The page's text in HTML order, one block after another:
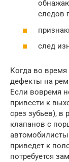
следов
след
Когда во
дефекты на
Если вовремя
привести к
срез зубьев), в
клапанов с
приведет к
потребуется